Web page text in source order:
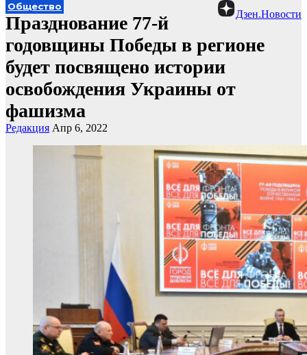
Дзен.Новости
Общество
Празднование 77-й
годовщины Победы в регионе
будет посвящено истории
освобождения Украины от
фашизма
Редакция Апр 6, 2022